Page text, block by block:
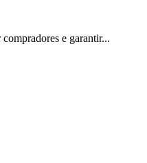
e garantir...